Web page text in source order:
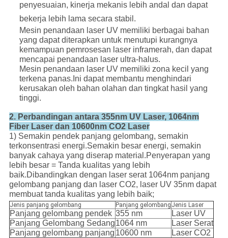
penyesuaian, kinerja mekanis lebih andal dan dapat
bekerja lebih lama secara stabil.
Mesin penandaan laser UV memiliki berbagai bahan
yang dapat diterapkan untuk menutupi kurangnya
kemampuan pemrosesan laser inframerah, dan dapat
mencapai penandaan laser ultra-halus.
Mesin penandaan laser UV memiliki zona kecil yang
terkena panas.Ini dapat membantu menghindari
kerusakan oleh bahan olahan dan tingkat hasil yang
tinggi.
2. Perbandingan antara 355nm UV Laser, 1064nm
Fiber Laser dan 10600nm CO2 Laser
1) Semakin pendek panjang gelombang, semakin
terkonsentrasi energi.Semakin besar energi, semakin
banyak cahaya yang diserap material.Penyerapan yang
lebih besar = Tanda kualitas yang lebih
baik.Dibandingkan dengan laser serat 1064nm panjang
gelombang panjang dan laser CO2, laser UV 35nm dapat
membuat tanda kualitas yang lebih baik;
Jenis panjang gelombang Panjang gelombang Jenis Laser
Panjang gelombang pendek 355 nm
Laser UV
Panjang Gelombang Sedang1064 nm
Laser Serat
Panjang gelombang panjang 10600 nm
Laser CO2